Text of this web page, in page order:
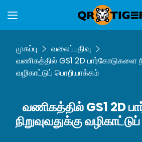
முகப்பு
வலைப்பதிவு
வணிகத்தில் GS1 2D பார்கோடுகளை
வழிகாட்டுப் பொறியாக்கம்
வணிகத்தில் GS1 2D
நிறுவுவதுக்கு